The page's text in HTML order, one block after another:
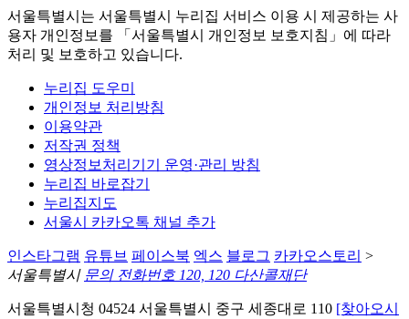
서울특별시는 서울특별시 누리집 서비스 이용 시 제공하는 사
용자 개인정보를 「서울특별시 개인정보 보호지침」에 따라
처리 및 보호하고 있습니다.
누리집 도우미
개인정보 처리방침
이용약관
저작권 정책
영상정보처리기기 운영·관리 방침
누리집 바로잡기
누리집지도
서울시 카카오톡 채널 추가
인스타그램 유튜브 페이스북 엑스 블로그 카카오스토리 >
서울특별시 문의 전화번호 120, 120 다산콜재단
서울특별시청 04524 서울특별시 중구 세종대로 110 [찾아오시